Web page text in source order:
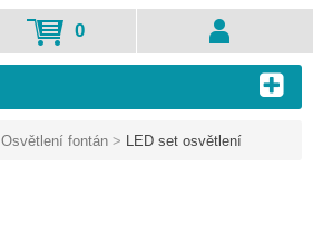
Osvětlení fontán > LED set osvětlení
0